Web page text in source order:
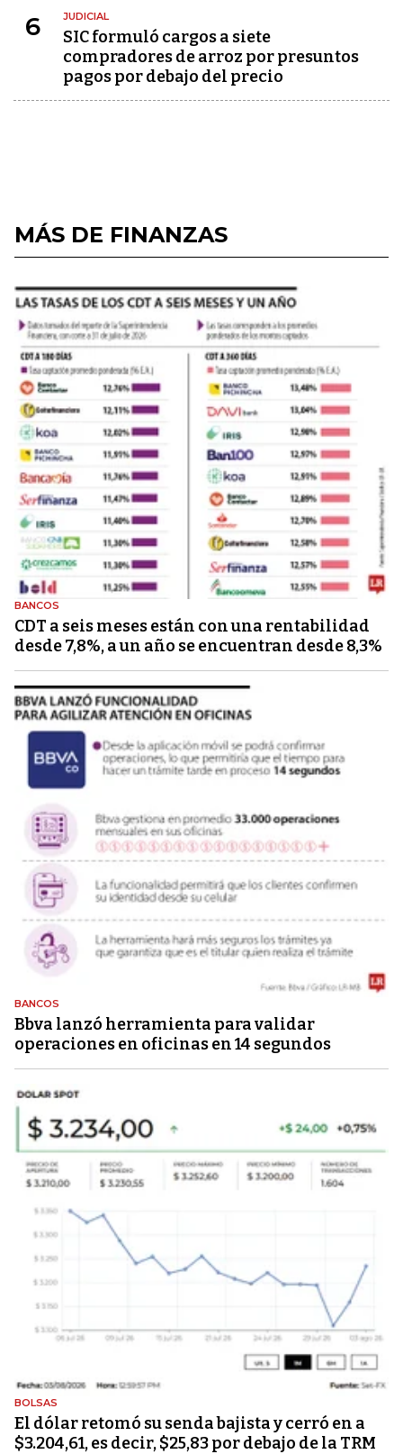
6 JUDICIAL
SIC formuló cargos a siete
compradores de arroz por presuntos
pagos por debajo del precio
MÁS DE FINANZAS
BANCOS
CDT a seis meses están con una rentabilidad
desde 7,8%, a un año se encuentran desde 8,3%
BANCOS
Bbva lanzó herramienta para validar
operaciones en oficinas en 14 segundos
BOLSAS
El dólar retomó su senda bajista y cerró en a
$3.204,61, es decir, $25,83 por debajo de la TRM